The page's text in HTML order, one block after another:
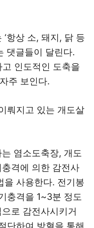
항상 소, 돼지, 닭 등
댓글들이 달린다.
인도적인 도축을
주 보인다.
뤄지고 있는 개도살
염소도축장, 개도
격에 의한 감전사
을 사용한다. 전기봉
충격을 1~3분 정도
로 감전사시키거
단하여 방혈을 통해